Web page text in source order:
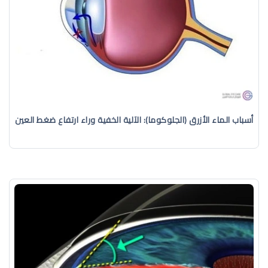
أسباب الماء الأزرق (الجلوكوما): الآلية الخفية وراء ارتفاع ضغط العين